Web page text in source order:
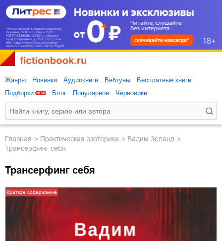
Жанры Новинки Аудиокниги Вебтуны
Бесплатные книги
Подборки
Блог Популярное Черновики
Главная практическая эзотерика
Вадим Зеланд
Трансерфинг себя
Трансерфинг себя
Краткое содержание